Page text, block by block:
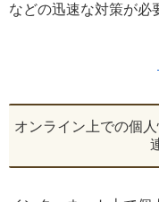
などの迅速な対策が必
オンライン上での個